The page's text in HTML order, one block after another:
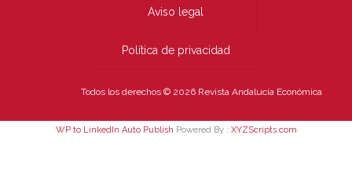
Aviso legal
Política de privacidad
Todos los derechos © 2026 Revista Andalucía Económica
WP to LinkedIn Auto Publish Powered By : XYZScripts.com